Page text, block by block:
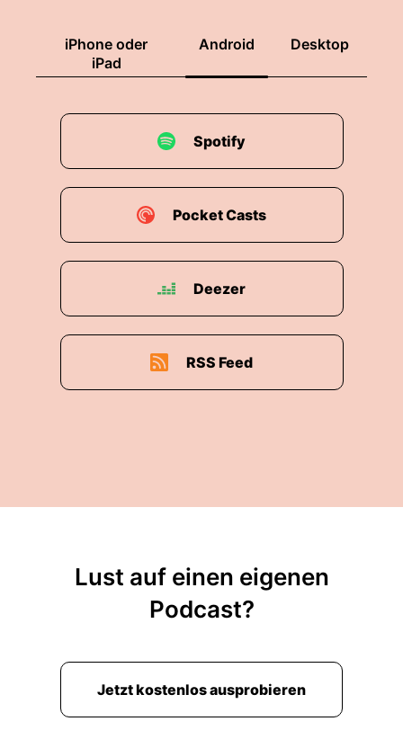
iPhone oder
iPad
Android Desktop
Spotify
Pocket Casts
Deezer
RSS Feed
Lust auf einen eigenen
Podcast?
Jetzt kostenlos ausprobieren